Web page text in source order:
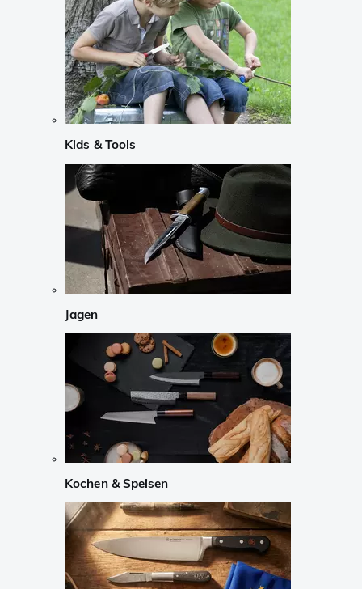
Kids & Tools
Jagen
Kochen & Speisen